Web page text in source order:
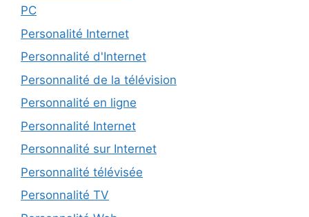
PC
Personalité Internet
Personnalité d'Internet
Personnalité de la télévision
Personnalité en ligne
Personnalité Internet
Personnalité sur Internet
Personnalité télévisée
Personnalité TV